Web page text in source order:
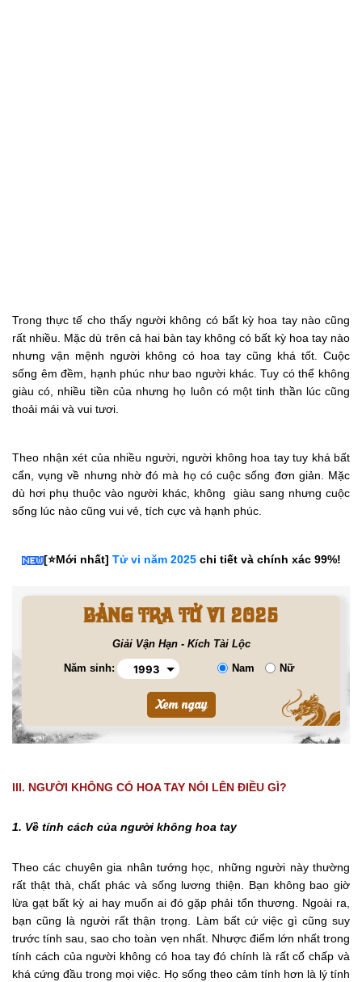
Trong thực tế cho thấy người không có bất kỳ hoa tay nào cũng
rất nhiều. Mặc dù trên cả hai bàn tay không có bất kỳ hoa tay nào
nhưng vận mệnh người không có hoa tay cũng khá tốt. Cuộc
sống êm đềm, hạnh phúc như bao người khác. Tuy có thể không
giàu có, nhiều tiền của nhưng họ luôn có một tinh thần lúc cũng
thoải mái và vui tươi.
Theo nhận xét của nhiều người, người không hoa tay tuy khá bất
cẩn, vụng về nhưng nhờ đó mà họ có cuộc sống đơn giản. Mặc
dù hơi phụ thuộc vào người khác, không giàu sang nhưng cuộc
sống lúc nào cũng vui vẻ, tích cực và hạnh phúc.
[⭐️Mới nhất] Tử vi năm 2025chi tiết và chính xác 99%!
BẢNG TRA TỬ VI 2025
Giải Vận Hạn - Kích Tài Lộc
Năm sinh: Nam Nữ
III. NGƯỜI KHÔNG CÓ HOA TAY NÓI LÊN ĐIỀU GÌ?
1. Về tính cách của người không hoa tay
Theo các chuyên gia nhân tướng học, những người này thường
rất thật thà, chất phác và sống lương thiện. Bạn không bao giờ
lừa gạt bất kỳ ai hay muốn ai đó gặp phải tổn thương. Ngoài ra,
bạn cũng là người rất thận trọng. Làm bất cứ việc gì cũng suy
trước tính sau, sao cho toàn vẹn nhất. Nhược điểm lớn nhất trong
tính cách của người không có hoa tay đó chính là rất cố chấp và
khá cứng đầu trong mọi việc. Họ sống theo cảm tính hơn là lý tính